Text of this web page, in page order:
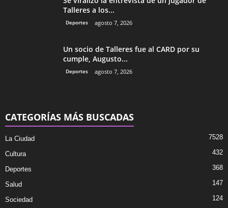
Talleres a los...
Deportes agosto 7, 2026
Un socio de Talleres fue al CARD por su
cumple, Augusto...
Deportes agosto 7, 2026
CATEGORÍAS MÁS BUSCADAS
La Ciudad 7528
Cultura 432
Deportes 368
Salud 147
Sociedad 124